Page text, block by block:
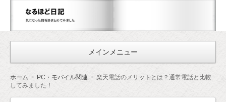
な
る
ほ
日
記
メインメニュー
ホーム PC・モバイル関連
楽天電話のメリットとは？通常電話と比較
してみました！